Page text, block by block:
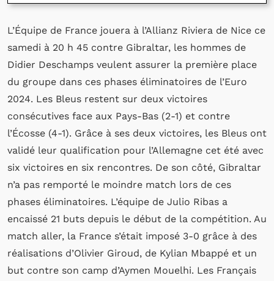
L’Équipe de France jouera à l’Allianz Riviera de Nice ce
samedi à 20 h 45 contre Gibraltar, les hommes de
Didier Deschamps veulent assurer la première place
du groupe dans ces phases éliminatoires de l’Euro
2024. Les Bleus restent sur deux victoires
consécutives face aux Pays-Bas (2-1) et contre
l’Écosse (4-1). Grâce à ses deux victoires, les Bleus ont
validé leur qualification pour l’Allemagne cet été avec
six victoires en six rencontres. De son côté, Gibraltar
n’a pas remporté le moindre match lors de ces
phases éliminatoires. L’équipe de Julio Ribas a
encaissé 21 buts depuis le début de la compétition. Au
match aller, la France s’était imposé 3-0 grâce à des
réalisations d’Olivier Giroud, de Kylian Mbappé et un
but contre son camp d’Aymen Mouelhi. Les Français